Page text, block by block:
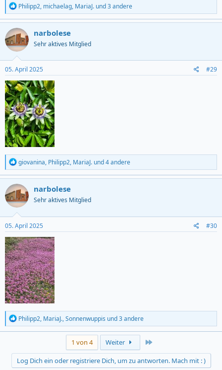
R
e
a
c
t
i
o
n
s
:
Philipp2, michaelag, MariaJ. und 3 andere
narbolese
Sehr aktives Mitglied
05. April 2025 #29
R
e
a
c
t
i
o
n
s
:
giovanina, Philipp2, MariaJ. und 4 andere
narbolese
Sehr aktives Mitglied
05. April 2025 #30
R
e
a
i
o
Philipp2, MariaJ.,Sonnenwuppis und 3 andere
1 von 4 Weiter
Log Dich ein oder registriere Dich, um zu antworten. Mach mit : )